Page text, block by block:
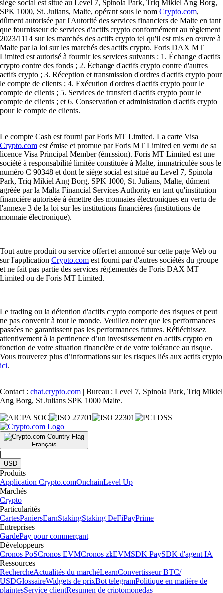
siège social est situé au Level 7, Spinola Park, Triq Mikiel Ang Borg,
SPK 1000, St. Julians, Malte, opérant sous le nom Crypto.com,
dûment autorisée par l'Autorité des services financiers de Malte en tant
que fournisseur de services d'actifs crypto conformément au règlement
2023/1114 sur les marchés des actifs crypto tel qu'il est mis en œuvre à
Malte par la loi sur les marchés des actifs crypto. Foris DAX MT
Limited est autorisé à fournir les services suivants : 1. Échange d'actifs
crypto contre des fonds ; 2. Échange d'actifs crypto contre d'autres
actifs crypto ; 3. Réception et transmission d'ordres d'actifs crypto pour
le compte de clients ; 4. Exécution d'ordres d'actifs crypto pour le
compte de clients ; 5. Services de transfert d'actifs crypto pour le
compte de clients ; et 6. Conservation et administration d'actifs crypto
pour le compte de clients.
Le compte Cash est fourni par Foris MT Limited. La carte Visa
Crypto.com est émise et promue par Foris MT Limited en vertu de sa
licence Visa Principal Member (émission). Foris MT Limited est une
société à responsabilité limitée constituée à Malte, immatriculée sous le
numéro C 90348 et dont le siège social est situé au Level 7, Spinola
Park, Triq Mikiel Ang Borg, SPK 1000, St. Julians, Malte, dûment
agréée par la Malta Financial Services Authority en tant qu'institution
financière autorisée à émettre des monnaies électroniques en vertu de
l'annexe 3 de la loi sur les institutions financières (institutions de
monnaie électronique).
Tout autre produit ou service offert et annoncé sur cette page Web ou
sur l'application Crypto.com est fourni par d'autres sociétés du groupe
et ne fait pas partie des services réglementés de Foris DAX MT
Limited ou de Foris MT Limited.
Le trading ou la détention d'actifs crypto comporte des risques et peut
ne pas convenir à tout le monde. Veuillez noter que les performances
passées ne garantissent pas les performances futures. Réfléchissez
attentivement à la pertinence d’un investissement en actifs crypto en
fonction de votre situation financière et de votre tolérance au risque.
Vous trouverez plus d’informations sur les risques liés aux actifs crypto
ici.
Contact : chat.crypto.com | Bureau : Level 7, Spinola Park, Triq Mikiel
Ang Borg, St Julians SPK 1000 Malte.
Français
|
USD
Produits
Application Crypto.comOnchainLevel Up
Marchés
Crypto
Particularités
CartesPaniersEarnStakingStaking DeFiPayPrime
Entreprises
GardePay pour commerçant
Développeurs
Cronos PoSCronos EVMCronos zkEVMSDK PaySDK d'agent IA
Ressources
RechercheActualités du marchéLearnConvertisseur BTC/
USDGlossaireWidgets de prixBot telegramPolitique en matière de
plaintesService clientResumen de criptomonedas